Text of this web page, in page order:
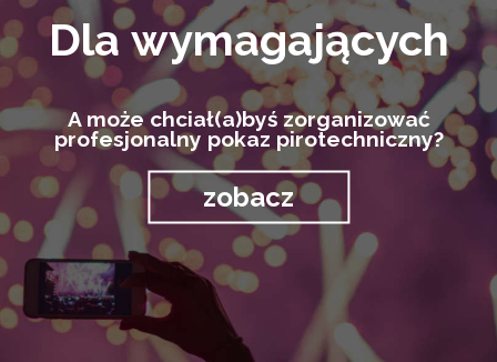
Dla wymagających
A może chciał(a)byś zorganizować
profesjonalny pokaz pirotechniczny?
zobacz